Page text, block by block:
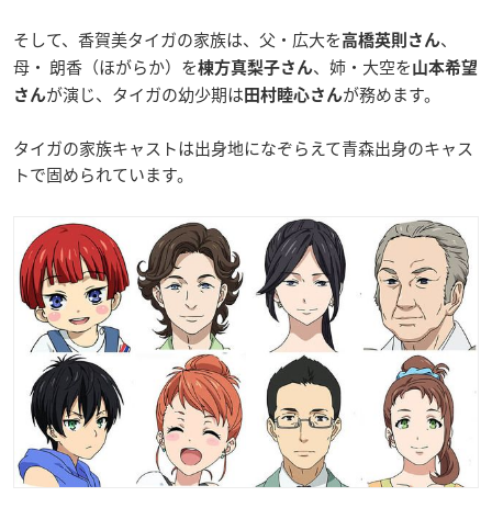
そして、香賀美タイガの家族は、父・広大を 高橋英則さん、
母・ 朗香（ほがらか）を棟方真梨子さん、姉・大空を 山本希望
さんが演じ、タイガの幼少期は 田村睦心さんが務めます。
タイガの家族キャストは出身地になぞらえて青森出身のキャス
トで固められています。